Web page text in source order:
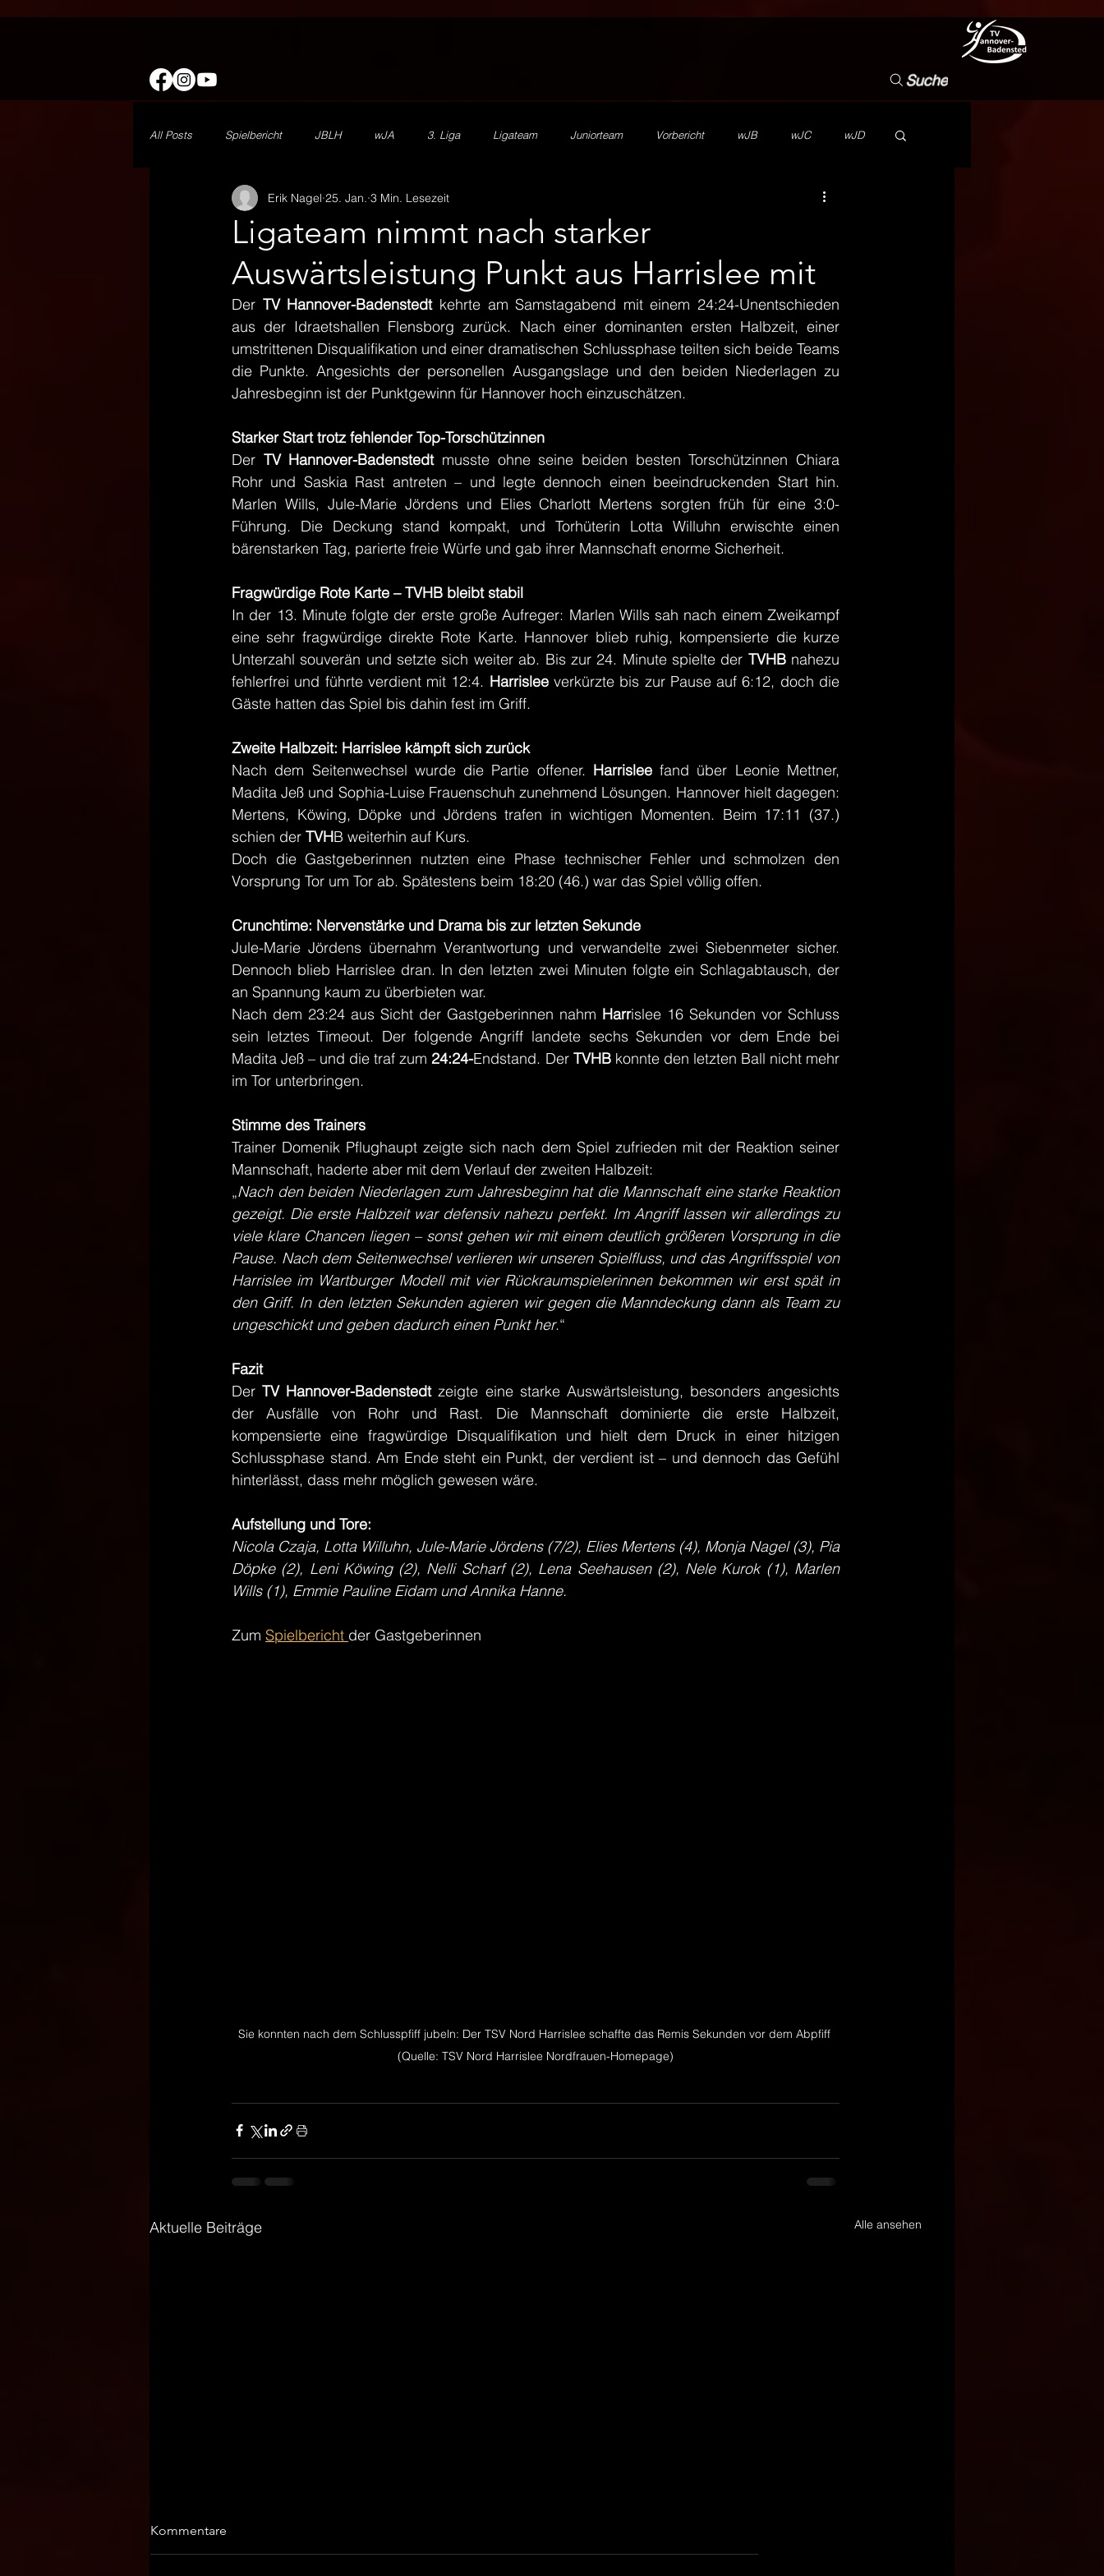
Suche
All Posts Spielbericht JBLH wJA 3. Liga Ligateam Juniorteam Vorbericht wJB wJC wJD
Minis 1. Herren 2. Herren mJA Vorstand
Vorbericht SR Zn/S Ehrenamt Beachhandball Förderverein
Ligateam nimmt nach starker
Auswärtsleistung Punkt aus Harrislee mit
Erik Nagel 25. Jan. 3 Min. Lesezeit
Der TV Hannover-Badenstedt kehrte am Samstagabend mit einem 24:24-Unentschieden
aus der Idraetshallen Flensborg zurück. Nach einer dominanten ersten Halbzeit, einer
umstrittenen Disqualifikation und einer dramatischen Schlussphase teilten sich beide Teams
die Punkte. Angesichts der personellen Ausgangslage und den beiden Niederlagen zu
Jahresbeginn ist der Punktgewinn für Hannover hoch einzuschätzen.
Starker Start trotz fehlender Top-Torschützinnen
Der TV Hannover-Badenstedt musste ohne seine beiden besten Torschützinnen Chiara
Rohr und Saskia Rast antreten – und legte dennoch einen beeindruckenden Start hin.
Marlen Wills, Jule-Marie Jördens und Elies Charlott Mertens sorgten früh für eine 3:0-
Führung. Die Deckung stand kompakt, und Torhüterin Lotta Willuhn erwischte einen
bärenstarken Tag, parierte freie Würfe und gab ihrer Mannschaft enorme Sicherheit.
Fragwürdige Rote Karte – TVHB bleibt stabil
In der 13. Minute folgte der erste große Aufreger: Marlen Wills sah nach einem Zweikampf
eine sehr fragwürdige direkte Rote Karte. Hannover blieb ruhig, kompensierte die kurze
Unterzahl souverän und setzte sich weiter ab. Bis zur 24. Minute spielte der TVHB nahezu
fehlerfrei und führte verdient mit 12:4. Harrislee verkürzte bis zur Pause auf 6:12, doch die
Gäste hatten das Spiel bis dahin fest im Griff.
Zweite Halbzeit: Harrislee kämpft sich zurück
Nach dem Seitenwechsel wurde die Partie offener. Harrislee fand über Leonie Mettner,
Madita Jeß und Sophia-Luise Frauenschuh zunehmend Lösungen. Hannover hielt dagegen:
Mertens, Köwing, Döpke und Jördens trafen in wichtigen Momenten. Beim 17:11 (37.)
schien der TVHB weiterhin auf Kurs.
Doch die Gastgeberinnen nutzten eine Phase technischer Fehler und schmolzen den
Vorsprung Tor um Tor ab. Spätestens beim 18:20 (46.) war das Spiel völlig offen.
Crunchtime: Nervenstärke und Drama bis zur letzten Sekunde
Jule-Marie Jördens übernahm Verantwortung und verwandelte zwei Siebenmeter sicher.
Dennoch blieb Harrislee dran. In den letzten zwei Minuten folgte ein Schlagabtausch, der
an Spannung kaum zu überbieten war.
Nach dem 23:24 aus Sicht der Gastgeberinnen nahm Harrislee 16 Sekunden vor Schluss
sein letztes Timeout. Der folgende Angriff landete sechs Sekunden vor dem Ende bei
Madita Jeß – und die traf zum 24:24-Endstand. Der TVHB konnte den letzten Ball nicht mehr
im Tor unterbringen.
Stimme des Trainers
Trainer Domenik Pflughaupt zeigte sich nach dem Spiel zufrieden mit der Reaktion seiner
Mannschaft, haderte aber mit dem Verlauf der zweiten Halbzeit:
„Nach den beiden Niederlagen zum Jahresbeginn hat die Mannschaft eine starke Reaktion
gezeigt. Die erste Halbzeit war defensiv nahezu perfekt. Im Angriff lassen wir allerdings zu
viele klare Chancen liegen – sonst gehen wir mit einem deutlich größeren Vorsprung in die
Pause. Nach dem Seitenwechsel verlieren wir unseren Spielfluss, und das Angriffsspiel von
Harrislee im Wartburger Modell mit vier Rückraumspielerinnen bekommen wir erst spät in
den Griff. In den letzten Sekunden agieren wir gegen die Manndeckung dann als Team zu
ungeschickt und geben dadurch einen Punkt her.“
Fazit
Der TV Hannover-Badenstedt zeigte eine starke Auswärtsleistung, besonders angesichts
der Ausfälle von Rohr und Rast. Die Mannschaft dominierte die erste Halbzeit,
kompensierte eine fragwürdige Disqualifikation und hielt dem Druck in einer hitzigen
Schlussphase stand. Am Ende steht ein Punkt, der verdient ist – und dennoch das Gefühl
hinterlässt, dass mehr möglich gewesen wäre.
Aufstellung und Tore:
Nicola Czaja, Lotta Willuhn, Jule-Marie Jördens (7/2), Elies Mertens (4), Monja Nagel (3), Pia
Döpke (2), Leni Köwing (2), Nelli Scharf (2), Lena Seehausen (2), Nele Kurok (1), Marlen
Wills (1), Emmie Pauline Eidam und Annika Hanne.
Zum Spielbericht der Gastgeberinnen
Sie konnten nach dem Schlusspfiff jubeln: Der TSV Nord Harrislee schaffte das Remis Sekunden vor dem Abpfiff
(Quelle: TSV Nord Harrislee Nordfrauen-Homepage)
Aktuelle Beiträge Alle ansehen
Kommentare